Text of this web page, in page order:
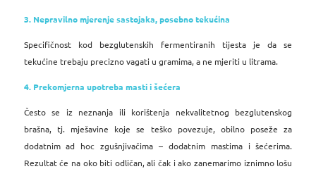
3. Nepravilno mjerenje sastojaka, posebno tekućina
Specifičnost kod bezglutenskih fermentiranih tijesta je da se
tekućine trebaju precizno vagati u gramima, a ne mjeriti u litrama.
4. Prekomjerna upotreba masti i šećera
Često se iz neznanja ili korištenja nekvalitetnog bezglutenskog
brašna, tj. mješavine koje se teško povezuje, obilno poseže za
dodatnim ad hoc zgušnjivačima – dodatnim mastima i šećerima.
Rezultat će na oko biti odličan, ali čak i ako zanemarimo iznimno lošu